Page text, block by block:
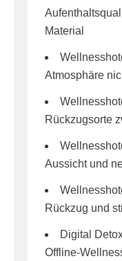
Material
Atmosphäre
Rückzugsorte
Aussicht und
Rückzug und
Digital
Offline-